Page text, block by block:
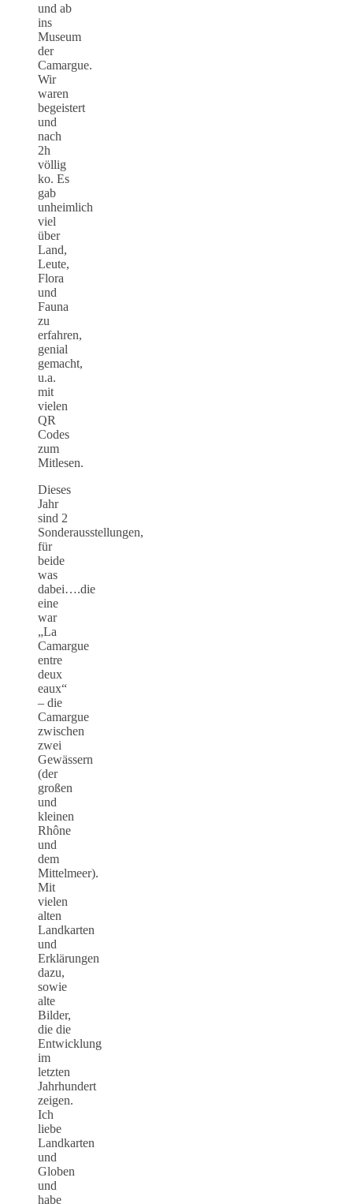
und ab
ins
Museum
der
Camargue.
Wir
waren
begeistert
und
nach
2h
völlig
ko. Es
gab
unheimlich
viel
über
Land,
Leute,
Flora
und
Fauna
zu
erfahren,
genial
gemacht,
u.a.
mit
vielen
QR
Codes
zum
Mitlesen.
Dieses
Jahr
sind 2
Sonderausstellungen,
für
beide
was
dabei….die
eine
war
„La
Camargue
entre
deux
eaux“
– die
Camargue
zwischen
zwei
Gewässern
(der
großen
und
kleinen
Rhône
und
dem
Mittelmeer).
Mit
vielen
alten
Landkarten
und
Erklärungen
dazu,
sowie
alte
Bilder,
die die
Entwicklung
im
letzten
Jahrhundert
zeigen.
Ich
liebe
Landkarten
und
Globen
und
habe